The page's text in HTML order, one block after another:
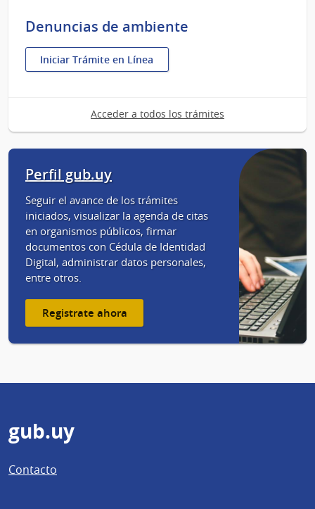
de
Domicilio
Denuncias de ambiente
Iniciar Trámite en Línea
Denuncias
Acceder a todos los trámites
Perfil gub.uy
Seguir el avance de los trámites
iniciados, visualizar la agenda de citas
en organismos públicos, firmar
documentos con Cédula de Identidad
Digital, administrar datos personales,
entre otros.
Registrate ahora
Pie
de
página
gub.uy
Contacto